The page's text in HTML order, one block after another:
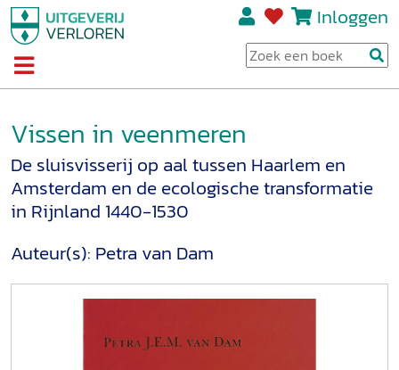
Inloggen
Vissen in veenmeren
De sluisvisserij op aal tussen Haarlem en
Amsterdam en de ecologische transformatie
in Rijnland 1440-1530
Auteur(s): Petra van Dam